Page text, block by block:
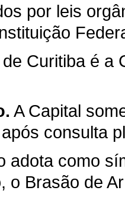
por leis
Curitiba é a
A Capital
consulta
adota como
o Brasão de